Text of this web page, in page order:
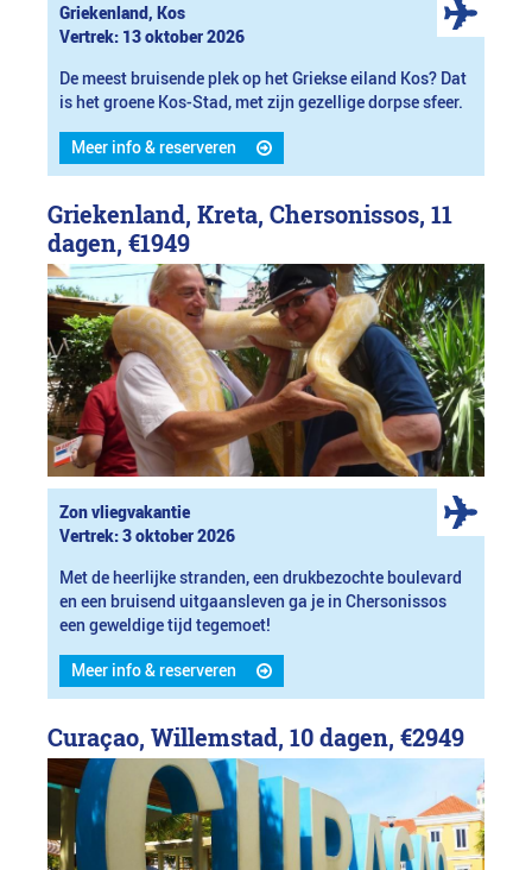
Griekenland, Kos
Vertrek: 13 oktober 2026
De meest bruisende plek op het Griekse eiland Kos? Dat
is het groene Kos-Stad, met zijn gezellige dorpse sfeer.
Meer info & reserveren
Griekenland, Kreta, Chersonissos, 11
dagen, €1949
Zon vliegvakantie
Vertrek: 3 oktober 2026
Met de heerlijke stranden, een drukbezochte boulevard
en een bruisend uitgaansleven ga je in Chersonissos
een geweldige tijd tegemoet!
Meer info & reserveren
Curaçao, Willemstad, 10 dagen, €2949